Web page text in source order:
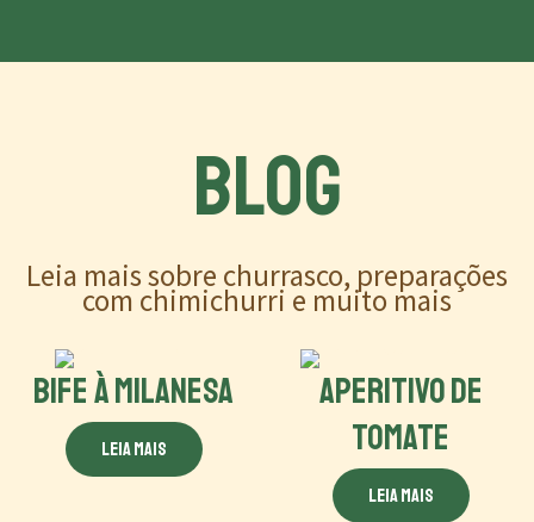
BLOG
Leia mais sobre churrasco, preparações
com chimichurri e muito mais
BIFE À MILANESA
Leia mais
APERITIVO DE
TOMATE
Leia mais